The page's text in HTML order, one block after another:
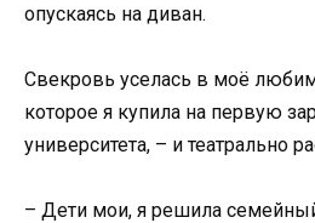
опускаясь на диван.
Свекровь уселась в моё
которое я купила на первую
университета, – и театрально
– Дети мои, я решила